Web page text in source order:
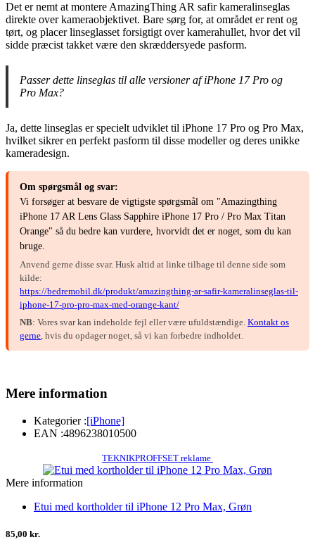
Det er nemt at montere AmazingThing AR safir kameralinseglas
direkte over kameraobjektivet. Bare sørg for, at området er rent og
tørt, og placer linseglasset forsigtigt over kamerahullet, hvor det vil
sidde præcist takket være den skræddersyede pasform.
Passer dette linseglas til alle versioner af iPhone 17 Pro og
Pro Max?
Ja, dette linseglas er specielt udviklet til iPhone 17 Pro og Pro Max,
hvilket sikrer en perfekt pasform til disse modeller og deres unikke
kameradesign.
Om spørgsmål og svar:
Vi forsøger at besvare de vigtigste spørgsmål om "Amazingthing
iPhone 17 AR Lens Glass Sapphire iPhone 17 Pro / Pro Max Titan
Orange" så du bedre kan vurdere, hvorvidt det er noget, som du kan
bruge.
Anvend gerne disse svar. Husk altid at linke tilbage til denne side som
kilde:
https://bedremobil.dk/produkt/amazingthing-ar-safir-kameralinseglas-til-
iphone-17-pro-pro-max-med-orange-kant/
NB: Vores svar kan indeholde fejl eller være ufuldstændige. Kontakt os
gerne, hvis du opdager noget, så vi kan forbedre indholdet.
Mere information
Kategorier :[iPhone]
EAN :4896238010500
TEKNIKPROFFSET reklame
Mere information
Etui med kortholder til iPhone 12 Pro Max, Grøn
85,00 kr.